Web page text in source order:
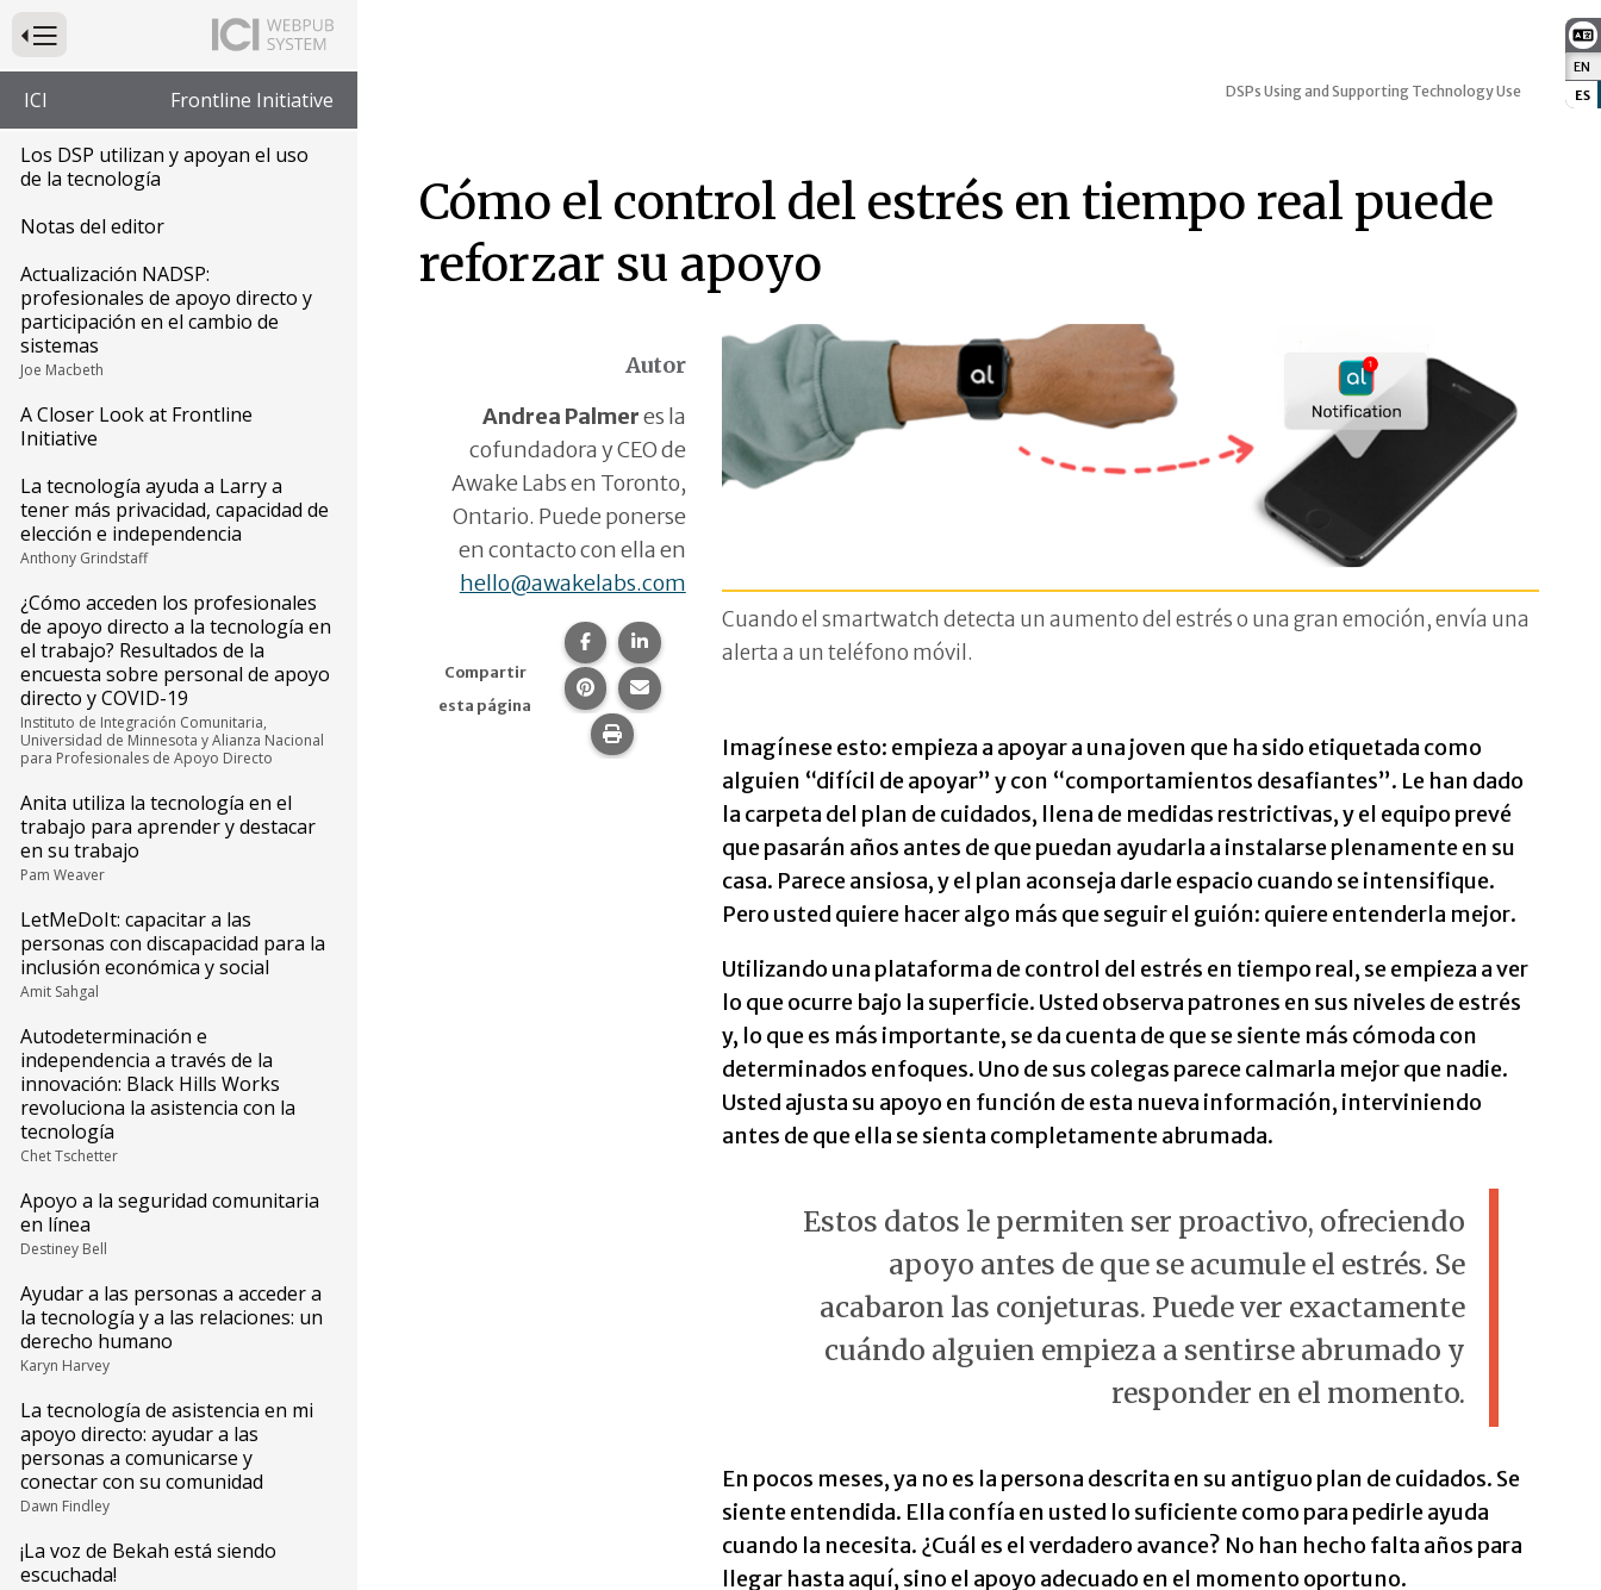
EN
ES
Presione para alternar la navegación principal del sitio web
ICI Frontline Initiative
Los DSP utilizan y apoyan el uso
de la tecnología
Notas del editor
Actualización NADSP:
profesionales de apoyo directo y
participación en el cambio de
sistemas
Joe Macbeth
A Closer Look at Frontline
Initiative
La tecnología ayuda a Larry a
tener más privacidad, capacidad de
elección e independencia
Anthony Grindstaff
¿Cómo acceden los profesionales
de apoyo directo a la tecnología en
el trabajo? Resultados de la
encuesta sobre personal de apoyo
directo y COVID-19
Instituto de Integración Comunitaria,
Universidad de Minnesota y Alianza Nacional
para Profesionales de Apoyo Directo
Anita utiliza la tecnología en el
trabajo para aprender y destacar
en su trabajo
Pam Weaver
LetMeDoIt: capacitar a las
personas con discapacidad para la
inclusión económica y social
Amit Sahgal
Autodeterminación e
independencia a través de la
innovación: Black Hills Works
revoluciona la asistencia con la
tecnología
Chet Tschetter
Apoyo a la seguridad comunitaria
en línea
Destiney Bell
Ayudar a las personas a acceder a
la tecnología y a las relaciones: un
derecho humano
Karyn Harvey
La tecnología de asistencia en mi
apoyo directo: ayudar a las
personas a comunicarse y
conectar con su comunidad
Dawn Findley
¡La voz de Bekah está siendo
escuchada!
DSPs Using and Supporting Technology Use
Cómo el control del estrés en tiempo real puede
reforzar su apoyo
Autor
Andrea Palmeres la
cofundadora y CEO de
Awake Labsen Toronto,
Ontario. Puede ponerse
en contacto con ella en
hello@awakelabs.com
Compartir
esta página
Compartir esta página en Facebook.
Compartir esta página en LinkedIn.
Compartir esta página en Pinterest.
Comparte esta página por correo electrónico.
Imprime esta página.
Cuando el smartwatch detecta un aumento del estrés o una gran emoción, envía una
alerta a un teléfono móvil.
Imagínese esto: empieza a apoyar a una joven que ha sido etiquetada como
alguien “difícil de apoyar” y con “comportamientos desafiantes”. Le han dado
la carpeta del plan de cuidados, llena de medidas restrictivas, y el equipo prevé
que pasarán años antes de que puedan ayudarla a instalarse plenamente en su
casa. Parece ansiosa, y el plan aconseja darle espacio cuando se intensifique.
Pero usted quiere hacer algo más que seguir el guión: quiere entenderla mejor.
Utilizando una plataforma de control del estrés en tiempo real, se empieza a ver
lo que ocurre bajo la superficie. Usted observa patrones en sus niveles de estrés
y, lo que es más importante, se da cuenta de que se siente más cómoda con
determinados enfoques. Uno de sus colegas parece calmarla mejor que nadie.
Usted ajusta su apoyo en función de esta nueva información, interviniendo
antes de que ella se sienta completamente abrumada.
Estos datos le permiten ser proactivo, ofreciendo
apoyo antes de que se acumule el estrés. Se
acabaron las conjeturas. Puede ver exactamente
cuándo alguien empieza a sentirse abrumado y
responder en el momento.
En pocos meses, ya no es la persona descrita en su antiguo plan de cuidados. Se
siente entendida. Ella confía en usted lo suficiente como para pedirle ayuda
cuando la necesita. ¿Cuál es el verdadero avance? No han hecho falta años para
llegar hasta aquí, sino el apoyo adecuado en el momento oportuno.